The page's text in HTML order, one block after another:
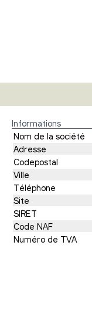
Informations
Nom de la société
Adresse
Codepostal
Ville
Téléphone
Site
SIRET
Code NAF
Numéro de TVA